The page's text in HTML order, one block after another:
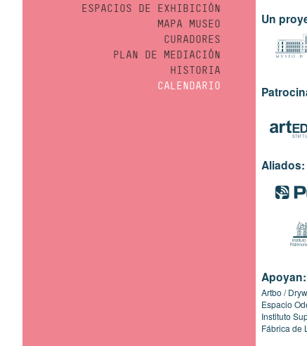
ESPACIOS DE EXHIBICIÓN
MAPA MUSEO
CURADORES
PLAN DE MEDIACIÓN
HISTORIA
CALENDARIO
Un
Aliados:
Apoyan:
Artbo
Espacio
Instituto
Fábrica de